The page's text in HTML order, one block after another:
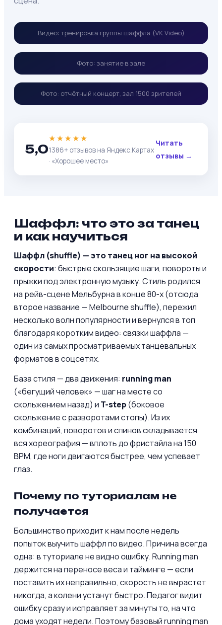
Видео: тренировка группы шаффла (VK Video)
Фото: занятие в зале
Фото: отчётный концерт, зал 1500 зрителей
5,0
★★★★★
1386+ отзывов на Яндекс.Картах
· «Хорошее место»
Читать
отзывы →
Шаффл: что это за танец
и как научиться
Шаффл (shuffle) — это танец ног на высокой
скорости: быстрые скользящие шаги, повороты и
прыжки под электронную музыку. Стиль родился
на рейв-сцене Мельбурна в конце 80-х (отсюда
второе название — Melbourne shuffle), пережил
несколько волн популярности и вернулся в топ
благодаря коротким видео: связки шаффла —
один из самых просматриваемых танцевальных
форматов в соцсетях.
База стиля — два движения: running man
(«бегущий человек» — шаг на месте со
скольжением назад) и T-step(боковое
скольжение с разворотами стопы). Из их
комбинаций, поворотов и спинов складывается
вся хореография — вплоть до фристайла на 150
BPM, где ноги двигаются быстрее, чем успевает
глаз.
Почему по туториалам не
получается
Большинство приходит к нам после недель
попыток выучить шаффл по видео. Причина всегда
одна: в туториале не видно ошибку. Running man
держится на переносе веса и тайминге — если
поставить их неправильно, скорость не вырастет
никогда, а колени устанут быстро. Педагог видит
ошибку сразу и исправляет за минуты то, на что
дома уходят недели. Поэтому базовый running man